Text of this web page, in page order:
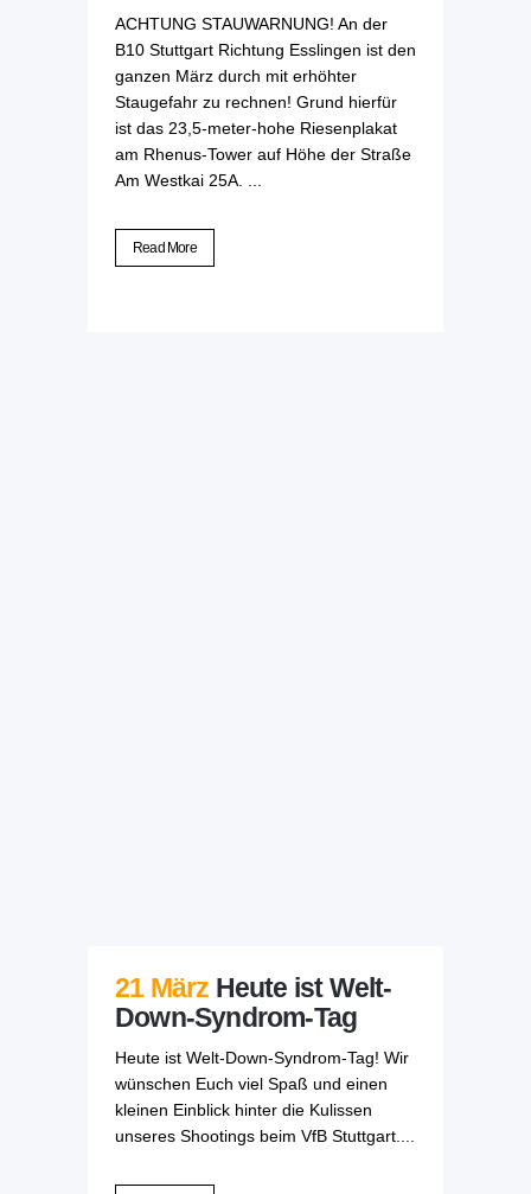
ACHTUNG STAUWARNUNG! An der
B10 Stuttgart Richtung Esslingen ist den
ganzen März durch mit erhöhter
Staugefahr zu rechnen! Grund hierfür
ist das 23,5-meter-hohe Riesenplakat
am Rhenus-Tower auf Höhe der Straße
Am Westkai 25A. ...
Read More
21 März Heute ist Welt-
Down-Syndrom-Tag
Heute ist Welt-Down-Syndrom-Tag! Wir
wünschen Euch viel Spaß und einen
kleinen Einblick hinter die Kulissen
unseres Shootings beim VfB Stuttgart....